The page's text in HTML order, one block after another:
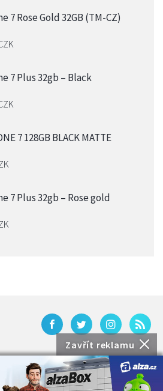
Zavřít reklamu
7 Rose Gold 32GB (TM-CZ)
7 Plus 32gb – Black
7 128GB BLACK MATTE
7 Plus 32gb – Rose gold